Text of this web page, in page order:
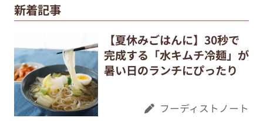
新着記事
【夏休みごはんに】30秒で
完成する「水キムチ冷麺」が
暑い日のランチにぴったり
フーディストノート